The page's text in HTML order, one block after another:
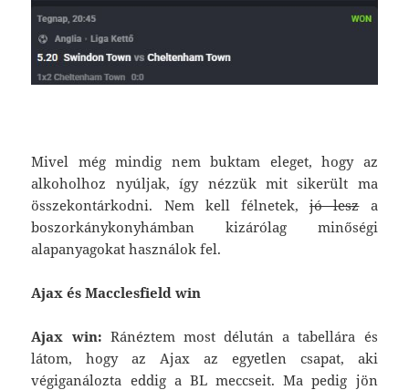
Mivel még mindig nem buktam eleget, hogy az
alkoholhoz nyúljak, így nézzük mit sikerült ma
összekontárkodni. Nem kell félnetek,jó lesza
boszorkánykonyhámban kizárólag minőségi
alapanyagokat használok fel.
Ajax és Macclesfield win
Ajax win: Ránéztem most délután a tabellára és
látom, hogy az Ajax az egyetlen csapat, aki
végiganálozta eddig a BL meccseit. Ma pedig jön